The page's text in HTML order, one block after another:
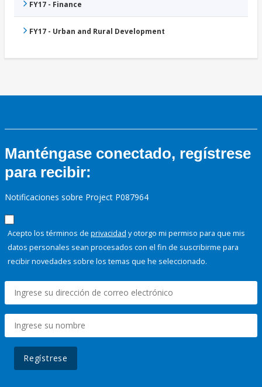
FY17 - Finance
FY17 - Urban and Rural Development
Manténgase conectado, regístrese
para recibir:
Notificaciones sobre Project P087964
Acepto los términos de privacidad y otorgo mi permiso para que mis
datos personales sean procesados con el fin de suscribirme para
recibir novedades sobre los temas que he seleccionado.
Regístrese